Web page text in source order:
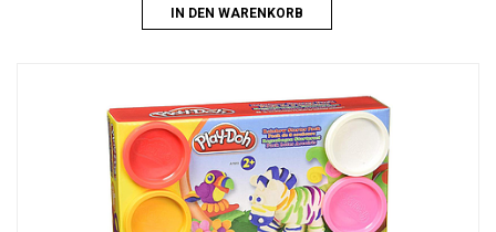
IN DEN WARENKORB